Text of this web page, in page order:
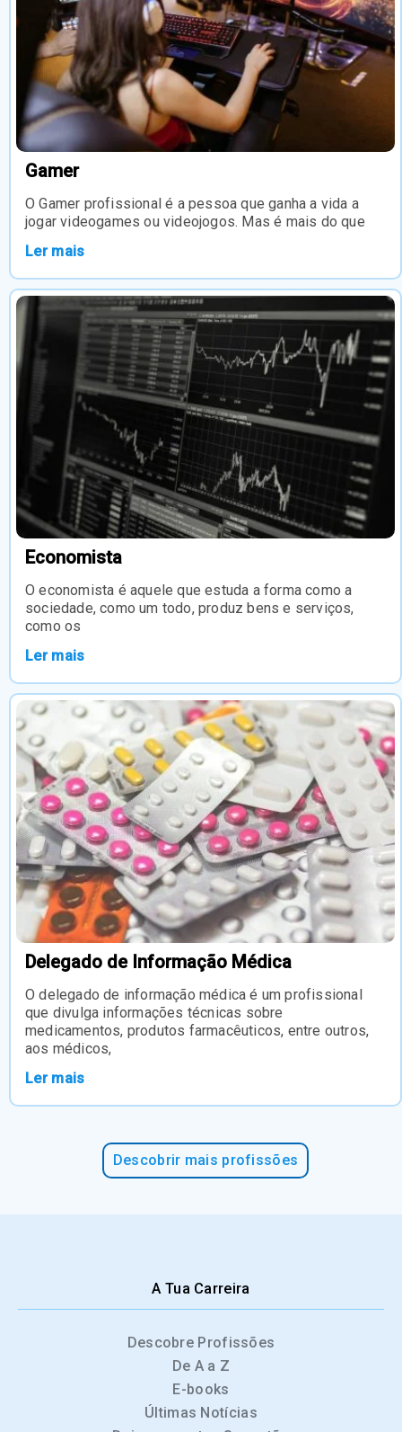
Gamer
O Gamer profissional é a pessoa que ganha a vida a
jogar videogames ou videojogos. Mas é mais do que
Ler mais
Economista
O economista é aquele que estuda a forma como a
sociedade, como um todo, produz bens e serviços,
como os
Ler mais
Delegado de Informação Médica
O delegado de informação médica é um profissional
que divulga informações técnicas sobre
medicamentos, produtos farmacêuticos, entre outros,
aos médicos,
Ler mais
Descobrir mais profissões
A Tua Carreira
Descobre Profissões
De A a Z
E-books
Últimas Notícias